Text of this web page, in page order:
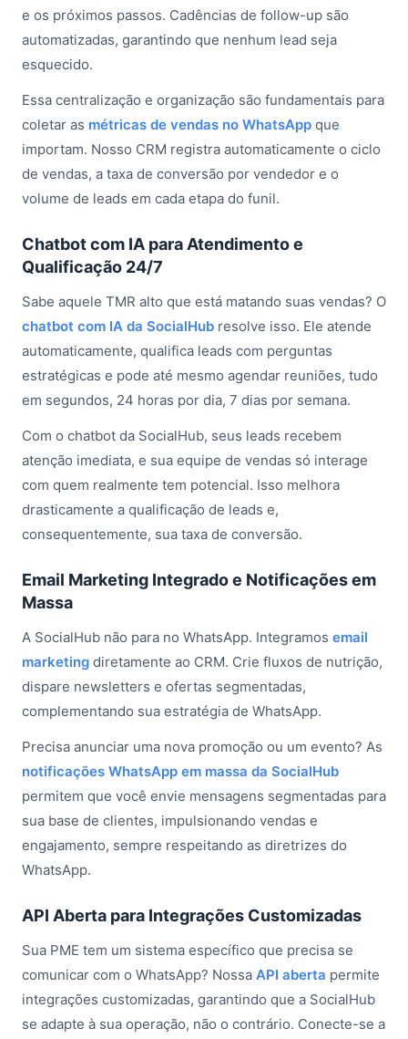
e os próximos passos. Cadências de follow-up são
automatizadas, garantindo que nenhum lead seja
esquecido.
Essa centralização e organização são fundamentais para
coletar as métricas de vendas no WhatsApp que
importam. Nosso CRM registra automaticamente o ciclo
de vendas, a taxa de conversão por vendedor e o
volume de leads em cada etapa do funil.
Chatbot com IA para Atendimento e
Qualificação 24/7
Sabe aquele TMR alto que está matando suas vendas? O
chatbot com IA da SocialHub resolve isso. Ele atende
automaticamente, qualifica leads com perguntas
estratégicas e pode até mesmo agendar reuniões, tudo
em segundos, 24 horas por dia, 7 dias por semana.
Com o chatbot da SocialHub, seus leads recebem
atenção imediata, e sua equipe de vendas só interage
com quem realmente tem potencial. Isso melhora
drasticamente a qualificação de leads e,
consequentemente, sua taxa de conversão.
Email Marketing Integrado e Notificações em
Massa
A SocialHub não para no WhatsApp. Integramos email
marketing diretamente ao CRM. Crie fluxos de nutrição,
dispare newsletters e ofertas segmentadas,
complementando sua estratégia de WhatsApp.
Precisa anunciar uma nova promoção ou um evento? As
notificações WhatsApp em massa da SocialHub
permitem que você envie mensagens segmentadas para
sua base de clientes, impulsionando vendas e
engajamento, sempre respeitando as diretrizes do
WhatsApp.
API Aberta para Integrações Customizadas
Sua PME tem um sistema específico que precisa se
comunicar com o WhatsApp? Nossa API aberta permite
integrações customizadas, garantindo que a SocialHub
se adapte à sua operação, não o contrário. Conecte-se a